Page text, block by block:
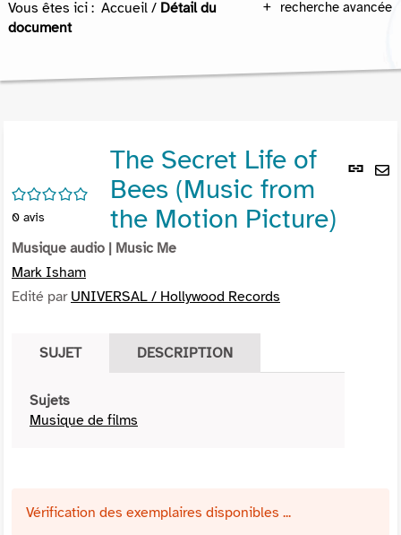
recherche avancée
Vous êtes ici : Accueil / Détail du
document
Lien
/5
0 avis
The Secret Life of
Bees (Music from
the Motion Picture)
Musique audio | Music Me
Mark Isham
Edité par UNIVERSAL / Hollywood Records
SUJET DESCRIPTION
Sujets
Musique de films
Vérification des exemplaires disponibles ...